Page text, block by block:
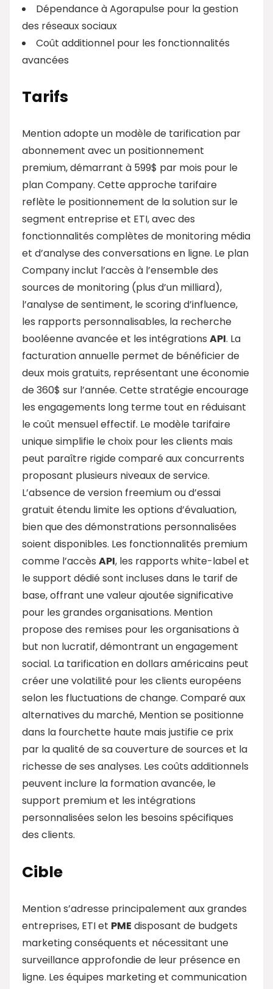
Dépendance à Agorapulse pour la gestion
des réseaux sociaux
Coût additionnel pour les fonctionnalités
avancées
Tarifs
Mention adopte un modèle de tarification par
abonnement avec un positionnement
premium, démarrant à 599$ par mois pour le
plan Company. Cette approche tarifaire
reflète le positionnement de la solution sur le
segment entreprise et ETI, avec des
fonctionnalités complètes de monitoring média
et d’analyse des conversations en ligne. Le plan
Company inclut l’accès à l’ensemble des
sources de monitoring (plus d’un milliard),
l’analyse de sentiment, le scoring d’influence,
les rapports personnalisables, la recherche
booléenne avancée et les intégrations API. La
facturation annuelle permet de bénéficier de
deux mois gratuits, représentant une économie
de 360$ sur l’année. Cette stratégie encourage
les engagements long terme tout en réduisant
le coût mensuel effectif. Le modèle tarifaire
unique simplifie le choix pour les clients mais
peut paraître rigide comparé aux concurrents
proposant plusieurs niveaux de service.
L’absence de version freemium ou d’essai
gratuit étendu limite les options d’évaluation,
bien que des démonstrations personnalisées
soient disponibles. Les fonctionnalités premium
comme l’accès API, les rapports white-label et
le support dédié sont incluses dans le tarif de
base, offrant une valeur ajoutée significative
pour les grandes organisations. Mention
propose des remises pour les organisations à
but non lucratif, démontrant un engagement
social. La tarification en dollars américains peut
créer une volatilité pour les clients européens
selon les fluctuations de change. Comparé aux
alternatives du marché, Mention se positionne
dans la fourchette haute mais justifie ce prix
par la qualité de sa couverture de sources et la
richesse de ses analyses. Les coûts additionnels
peuvent inclure la formation avancée, le
support premium et les intégrations
personnalisées selon les besoins spécifiques
des clients.
Cible
Mention s’adresse principalement aux grandes
entreprises, ETI et PME disposant de budgets
marketing conséquents et nécessitant une
surveillance approfondie de leur présence en
ligne. Les équipes marketing et communication